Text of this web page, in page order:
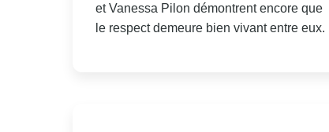
et Vanessa Pilon démontrent encore que
le respect demeure bien vivant entre eux.